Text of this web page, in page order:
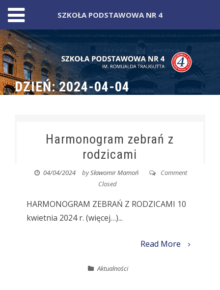
Skip
to
content
DZIEŃ:2024-04-04
Harmonogram zebrań z
rodzicami
04/04/2024 bySławomir Mamoń
Comment
Closed
HARMONOGRAM ZEBRAŃ Z RODZICAMI 10
kwietnia 2024 r. (więcej…)...
Read More
Aktualności
SZKOŁA PODSTAWOWA NR 4